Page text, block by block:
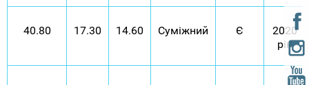
40.80 17.30 14.60 Суміжний Є
2020
рік